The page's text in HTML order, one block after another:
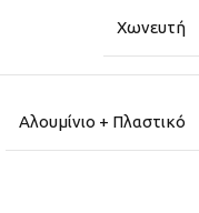
Χωνευτή
Αλουμίνιο + Πλαστικό